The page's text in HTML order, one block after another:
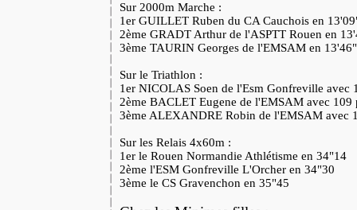
Sur 2000m Marche :
1er GUILLET Ruben du CA Cauchois en
2ème GRADT Arthur de l'ASPTT Rouen en
3ème TAURIN Georges de l'EMSAM en
Sur le Triathlon :
1er NICOLAS Soen de l'Esm Gonfreville avec
2ème BACLET Eugene de l'EMSAM avec
3ème ALEXANDRE Robin de l'EMSAM avec
Sur les Relais 4x60m :
1er le Rouen Normandie Athlétisme en 34"14
2ème l'ESM Gonfreville L'Orcher en 34"30
3ème le CS Gravenchon en 35"45